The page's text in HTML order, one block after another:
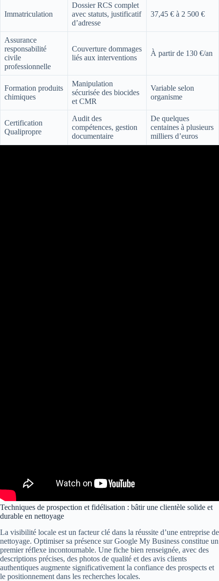
Immatriculation
Dossier RCS complet
avec statuts, justificatif
d’adresse
37,45 € à 2 500 €
Assurance
responsabilité
civile
professionnelle
Couverture dommages
liés aux interventions
À partir de 130 €/an
Formation produits
chimiques
Manipulation
sécurisée des biocides
et CMR
Variable selon
organisme
Certification
Qualipropre
Audit des
compétences, gestion
documentaire
De quelques
centaines à plusieurs
milliers d’euros
Techniques de prospection et fidélisation : bâtir une clientèle solide et
durable en nettoyage
La visibilité locale est un facteur clé dans la réussite d’une entreprise de
nettoyage. Optimiser sa présence sur Google My Business constitue un
premier réflexe incontournable. Une fiche bien renseignée, avec des
descriptions précises, des photos de qualité et des avis clients
authentiques augmente significativement la confiance des prospects et
le positionnement dans les recherches locales.